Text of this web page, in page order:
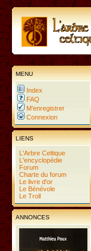
MENU
Index
FAQ
M’enregistrer
Connexion
LIENS
L'Arbre Celtique
L'encyclopédie
Forum
Charte du forum
Le livre d'or
Le Bénévole
Le Troll
ANNONCES